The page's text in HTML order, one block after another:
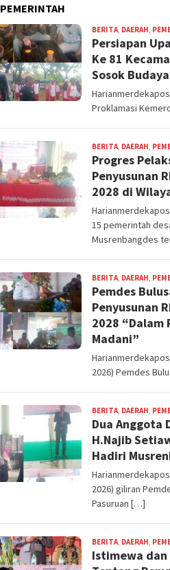
PEMERINTAH
BERITA, DAERAH,
Persiapan
Ke 81
Sosok
Proklamasi
BERITA, DAERAH,
Progres
Penyusunan
2028 di
15 pemerintah
Musrenbangdes
BERITA, DAERAH,
Pemdes
Penyusunan
2028 “Dalam
Madani”
2026) Pemdes
BERITA, DAERAH,
Dua Anggota
H.Najib
Hadiri
2026) giliran
Pasuruan […]
BERITA, DAERAH,
Istimewa dan